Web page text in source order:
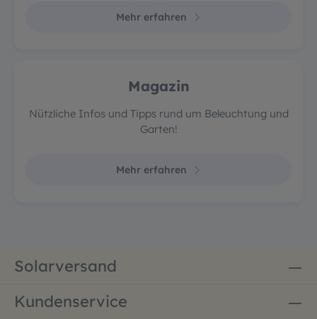
Mehr erfahren
Magazin
Nützliche Infos und Tipps rund um Beleuchtung und
Garten!
Mehr erfahren
Solarversand
Kundenservice